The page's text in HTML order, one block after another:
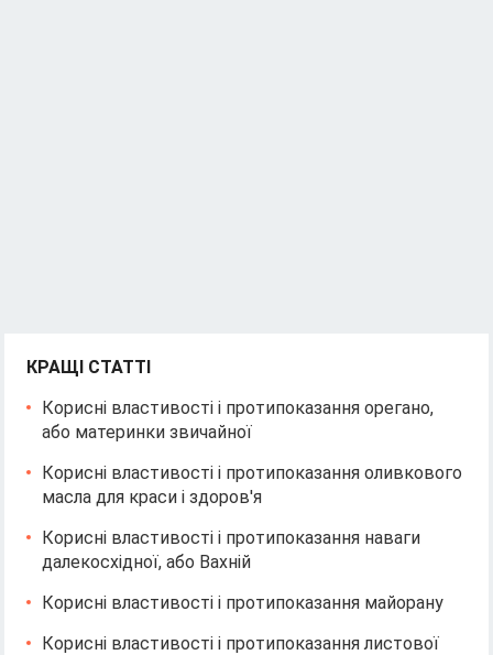
КРАЩІ СТАТТІ
Корисні властивості і протипоказання орегано,
або материнки звичайної
Корисні властивості і протипоказання оливкового
масла для краси і здоров'я
Корисні властивості і протипоказання наваги
далекосхідної, або Вахній
Корисні властивості і протипоказання майорану
Корисні властивості і протипоказання листової